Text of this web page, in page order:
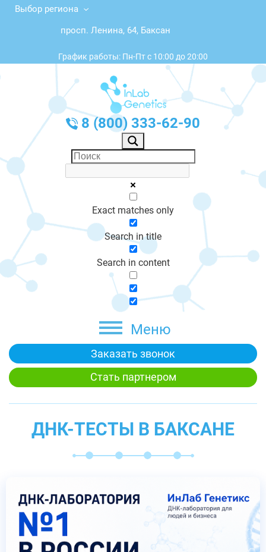
Выбор региона
просп. Ленина, 64, Баксан
График работы: Пн-Пт с 10:00 до 20:00
8 (800) 333-62-90
Exact matches only
Search in title
Search in content
Меню
Заказать звонок
Стать партнером
ДНК-ТЕСТЫ В БАКСАНЕ